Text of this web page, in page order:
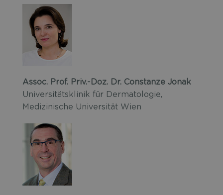
Assoc. Prof. Priv.-Doz. Dr. Constanze Jonak
Universitätsklinik für Dermatologie,
Medizinische Universität Wien